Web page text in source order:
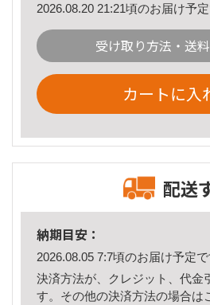
2026.08.20 21:21頃のお届け予定
受け取り方法・送
カートに入
配送
納期目安：
2026.08.05 7:7頃のお届け予定で
決済方法が、クレジット、代金
す。その他の決済方法の場合は